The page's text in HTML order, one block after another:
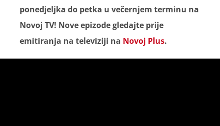
ponedjeljka do petka u večernjem terminu na
Novoj TV! Nove epizode gledajte prije
emitiranja na televiziji na Novoj Plus.